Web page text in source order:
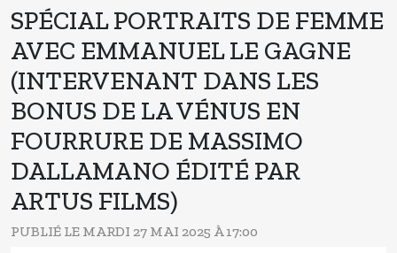
SPÉCIAL PORTRAITS DE FEMME
AVEC EMMANUEL LE GAGNE
(INTERVENANT DANS LES
BONUS DE LA VÉNUS EN
FOURRURE DE MASSIMO
DALLAMANO ÉDITÉ PAR
ARTUS FILMS)
PUBLIÉ LE MARDI 27 MAI 2025 À 17:00